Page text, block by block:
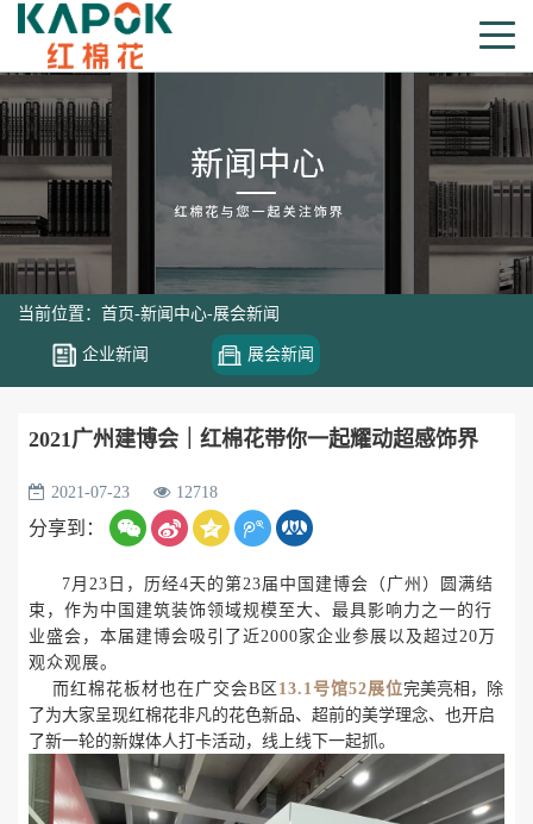
当前位置： 首页-新闻中心-展会新闻
企业新闻 展会新闻
2021广州建博会｜红棉花带你一起耀动超感饰界
2021-07-23 12718
分享到：
7月23日，历经4天的第23届中国建博会（广州）圆满结
束，作为中国建筑装饰领域规模至大、最具影响力之一的行
业盛会，本届建博会吸引了近2000家企业参展以及超过20万
观众观展。
而红棉花板材也在广交会B区 13.1号馆52展位完美亮相，除
了为大家呈现红棉花非凡的花色新品、超前的美学理念、也开启
了新一轮的新媒体人打卡活动，线上线下一起抓。